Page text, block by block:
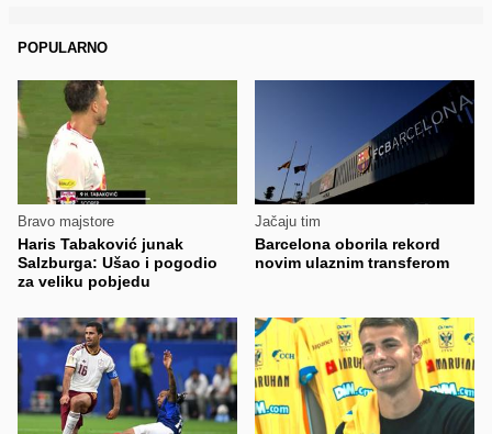
POPULARNO
Bravo majstore
Haris Tabaković junak
Salzburga: Ušao i pogodio
za veliku pobjedu
Jačaju tim
Barcelona oborila rekord
novim ulaznim transferom